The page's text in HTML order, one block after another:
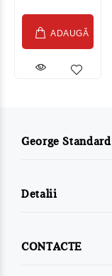
ADAUGĂ
George Standard
Detalii
CONTACTE